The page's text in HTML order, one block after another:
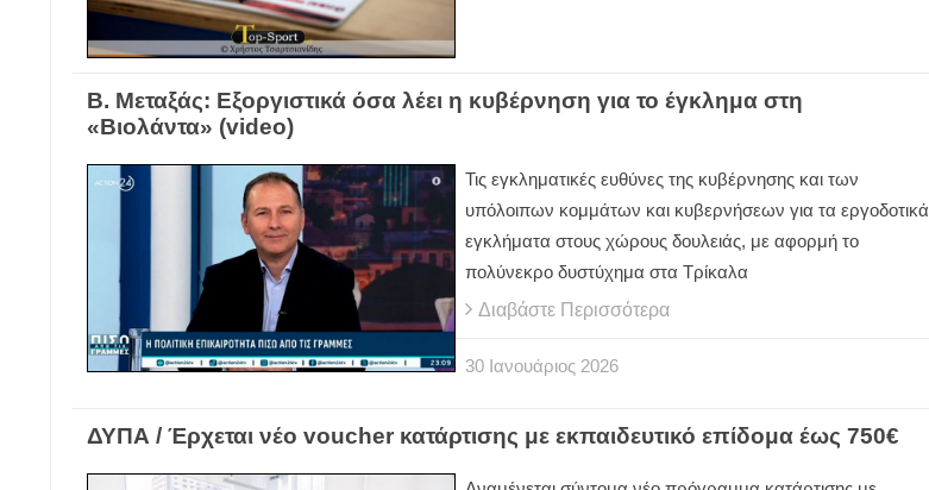
Β. Μεταξάς: Εξοργιστικά όσα λέει η κυβέρνηση για το έγκλημα στη
«Βιολάντα» (video)
Τις εγκληματικές ευθύνες της κυβέρνησης και των
υπόλοιπων κομμάτων και κυβερνήσεων για τα εργοδοτικά
εγκλήματα στους χώρους δουλειάς, με αφορμή το
πολύνεκρο δυστύχημα στα Τρίκαλα
Διαβάστε Περισσότερα
30 Ιανουάριος 2026
ΔΥΠΑ / Έρχεται νέο voucher κατάρτισης με εκπαιδευτικό επίδομα έως 750€